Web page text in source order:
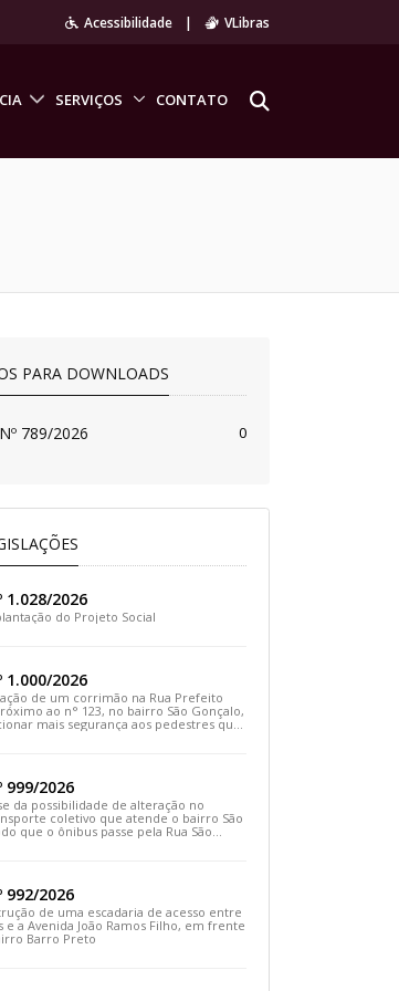
Acessibilidade | VLibras
SERVIÇOS CONTATO
PARA DOWNLOADS
789/2026 0
1.028/2026
do Projeto Social
1.000/2026
de um corrimão na Rua Prefeito
ao n° 123, no bairro São Gonçalo,
mais segurança aos pedestres que
999/2026
da possibilidade de alteração no
coletivo que atende o bairro São
que o ônibus passe pela Rua São
992/2026
de uma escadaria de acesso entre
e a Avenida João Ramos Filho, em frente
Barro Preto